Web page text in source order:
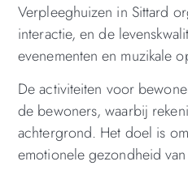
Verpleeghuizen in Sittard
interactie, en de
evenementen en muzikale
De activiteiten voor
de bewoners, waarbij
achtergrond. Het doel is
emotionele gezondheid